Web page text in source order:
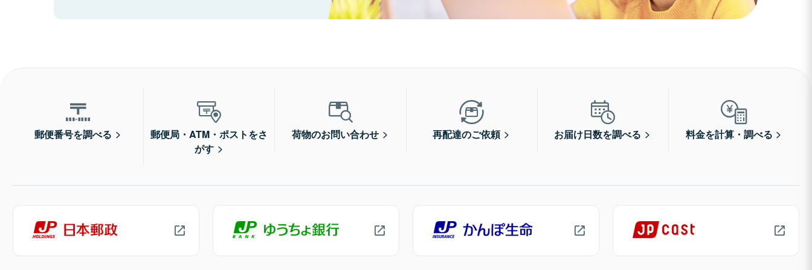
郵便番号を調べる
郵便局・ATM・ポストをさ
がす
荷物のお問い合わせ 再配達のご依頼 お届け日数を調べる 料金を計算・調べる